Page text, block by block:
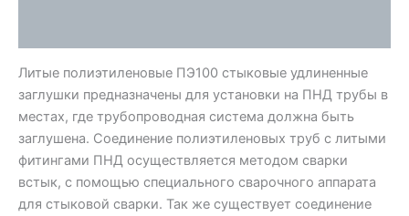
Литые полиэтиленовые ПЭ100 стыковые удлиненные
заглушки предназначены для установки на ПНД трубы в
местах, где трубопроводная система должна быть
заглушена. Соединение полиэтиленовых труб с литыми
фитингами ПНД осуществляется методом сварки
встык, с помощью специального сварочного аппарата
для стыковой сварки. Так же существует соединение